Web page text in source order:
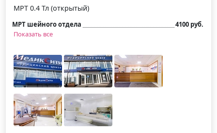
МРТ 0.4 Тл (открытый)
МРТ шейного отдела
4100 руб.
Показать все